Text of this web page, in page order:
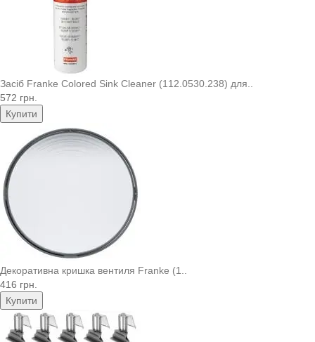
Засіб Franke Colored Sink Cleaner (112.0530.238) для..
572 грн.
Купити
Декоративна кришка вентиля Franke (1..
416 грн.
Купити